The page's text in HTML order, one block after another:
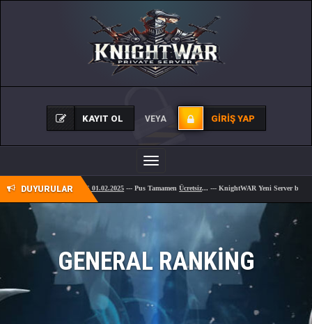
KAYIT OL VEYA GIRIŞ YAP
Toggle
navigation
DUYURULAR
OFFİCİAL AÇILIŞ 01.02.2025--- Pus TamamenÜcretsiz... --- KnightWAR Yeni Server bug,hile
GENERAL RANKING